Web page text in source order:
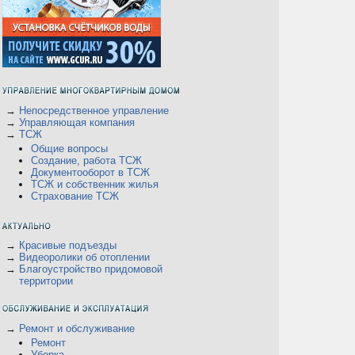
→ Непосредственное управление
→ Управляющая компания
→ ТСЖ
Общие вопросы
Создание, работа ТСЖ
Документооборот в ТСЖ
ТСЖ и собственник жилья
Страхование ТСЖ
→ Красивые подъезды
→ Видеоролики об отоплении
→ Благоустройство придомовой
территории
→ Ремонт и обслуживание
Ремонт